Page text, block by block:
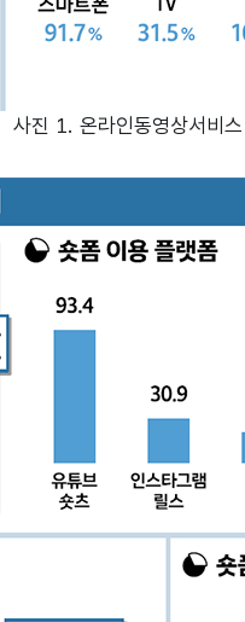
사진 1. 온라인동영상서비